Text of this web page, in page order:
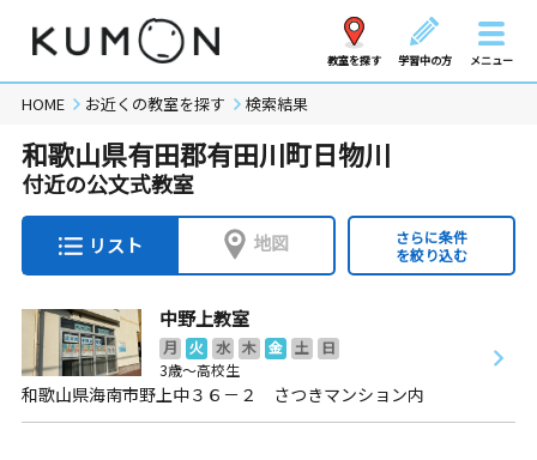
教室を探す 学習中の方 メニュー
HOME お近くの教室を探す 検索結果
和歌山県有田郡有田川町日物川
付近の公文式教室
リスト 地図
さらに条件
を絞り込む
中野上教室
月 火 水 木 金 土
日
3歳～高校生
和歌山県海南市野上中３６－２ さつきマンション内